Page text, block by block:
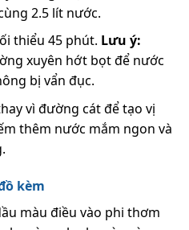
2.5 lít nước.
thiểu 45 phút. Lưu ý:
xuyên hớt bọt để nước
bị vẩn đục.
vì đường cát để tạo vị
thêm nước mắm ngon và
kèm
màu điều vào phi thơm